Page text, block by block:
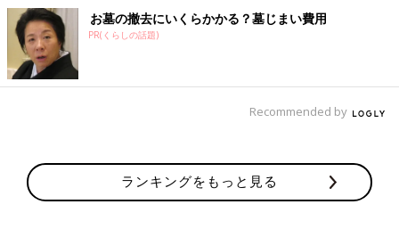
お墓の撤去にいくらかかる？墓じまい費用
PR(くらしの話題)
Recommended by
ランキングをもっと見る